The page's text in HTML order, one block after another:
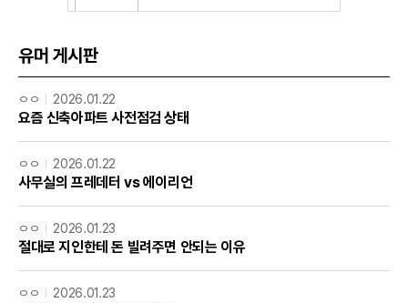
유머 게시판
ㅇㅇ 2026.01.22
요즘 신축아파트 사전점검 상태
ㅇㅇ 2026.01.22
사무실의 프레데터 vs 에이리언
ㅇㅇ 2026.01.23
절대로 지인한테 돈 빌려주면 안되는 이유
ㅇㅇ 2026.01.23